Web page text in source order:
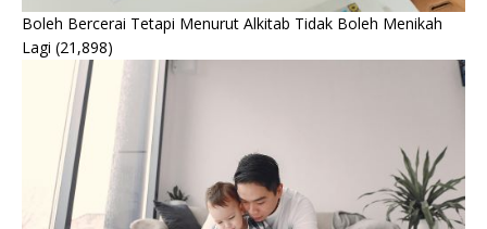
Boleh Bercerai Tetapi Menurut Alkitab Tidak Boleh Menikah
Lagi (21,898)